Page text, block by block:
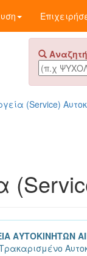
(Service)
ΑΥΤΟΚΙΝΗΤΩΝ